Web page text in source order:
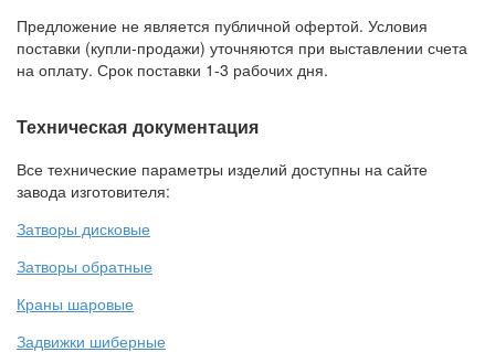
Предложение не является публичной офертой. Условия
поставки (купли-продажи) уточняются при выставлении счета
на оплату. Срок поставки 1-3 рабочих дня.
Техническая документация
Все технические параметры изделий доступны на сайте
завода изготовителя:
Затворы дисковые
Затворы обратные
Краны шаровые
Задвижки шиберные